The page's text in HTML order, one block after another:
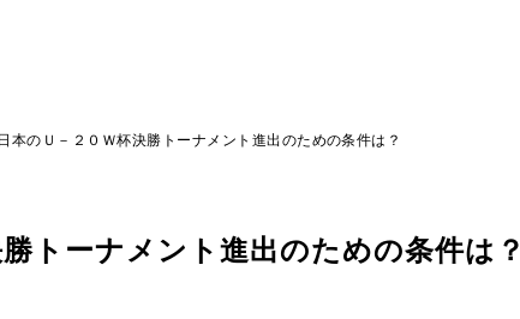
本のＵ－２０Ｗ杯決勝トーナメント進出のための条件は？
トーナメント進出のための条件は？